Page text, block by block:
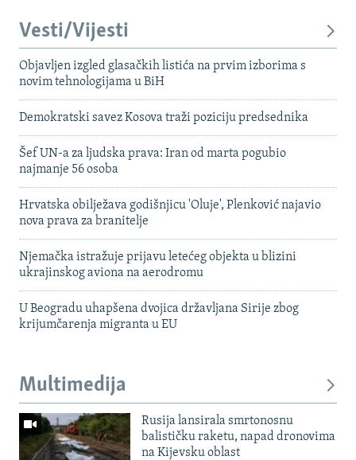
Vesti/Vijesti
Objavljen izgled glasačkih listića na prvim izborima s
novim tehnologijama u BiH
Demokratski savez Kosova traži poziciju predsednika
Šef UN-a za ljudska prava: Iran od marta pogubio
najmanje 56 osoba
Hrvatska obilježava godišnjicu 'Oluje', Plenković najavio
nova prava za branitelje
Njemačka istražuje prijavu letećeg objekta u blizini
ukrajinskog aviona na aerodromu
U Beogradu uhapšena dvojica državljana Sirije zbog
krijumčarenja migranta u EU
Multimedija
Rusija lansirala smrtonosnu
balističku raketu, napad dronovima
na Kijevsku oblast